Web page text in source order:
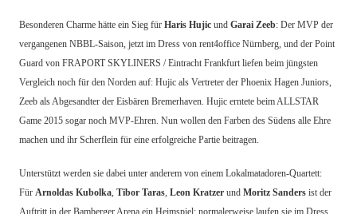
Besonderen Charme hätte ein Sieg für Haris Hujic und Garai Zeeb: Der MVP der
vergangenen NBBL-Saison, jetzt im Dress von rent4office Nürnberg, und der Point
Guard von FRAPORT SKYLINERS / Eintracht Frankfurt liefen beim jüngsten
Vergleich noch für den Norden auf: Hujic als Vertreter der Phoenix Hagen Juniors,
Zeeb als Abgesandter der Eisbären Bremerhaven. Hujic erntete beim ALLSTAR
Game 2015 sogar noch MVP-Ehren. Nun wollen den Farben des Südens alle Ehre
machen und ihr Scherflein für eine erfolgreiche Partie beitragen.
Unterstützt werden sie dabei unter anderem von einem Lokalmatadoren-Quartett:
Für Arnoldas Kubolka, Tibor Taras, Leon Kratzer und Moritz Sanders ist der
Auftritt in der Bamberger Arena ein Heimspiel; normalerweise laufen sie im Dress